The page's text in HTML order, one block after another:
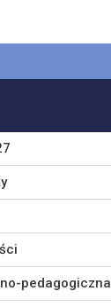
pedagogiczna